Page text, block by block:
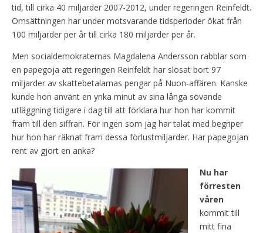
tid, till cirka 40 miljarder 2007-2012, under regeringen Reinfeldt.
Omsättningen har under motsvarande tidsperioder ökat från
100 miljarder per år till cirka 180 miljarder per år.
Men socialdemokraternas Magdalena Andersson rabblar som
en papegoja att regeringen Reinfeldt har slösat bort 97
miljarder av skattebetalarnas pengar på Nuon-affären. Kanske
kunde hon använt en ynka minut av sina långa sövande
utläggning tidigare i dag till att förklara hur hon har kommit
fram till den siffran. För ingen som jag har talat med begriper
hur hon har räknat fram dessa förlustmiljarder. Har papegojan
rent av gjort en anka?
Nu har
förresten
våren
kommit till
mitt fina